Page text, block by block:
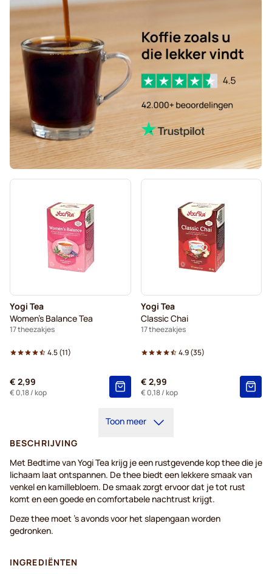
Yogi Tea
Women's Balance Tea
17 theezakjes
4.5(11)
€ 2,99
€ 0,18/ kop
Yogi Tea
Classic Chai
17 theezakjes
4.9(35)
€ 2,99
€ 0,18/ kop
Toon meer
BESCHRIJVING
Met Bedtime van Yogi Tea krijg je een rustgevende kop thee die je
lichaam laat ontspannen. De thee biedt een lekkere smaak van
venkel en kamillebloem. De smaak zorgt ervoor dat je tot rust
komt en een goede en comfortabele nachtrust krijgt.
Deze thee moet 's avonds voor het slapengaan worden
gedronken.
INGREDIËNTEN